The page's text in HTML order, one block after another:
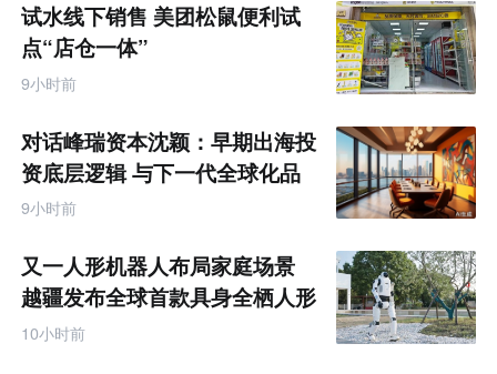
试水线下销售 美团松鼠便利试
点“店仓一体”
9小时前
对话峰瑞资本沈颖：早期出海投
资底层逻辑 与下一代全球化品
牌画像
9小时前
又一人形机器人布局家庭场景
越疆发布全球首款具身全栖人形
机器人
10小时前